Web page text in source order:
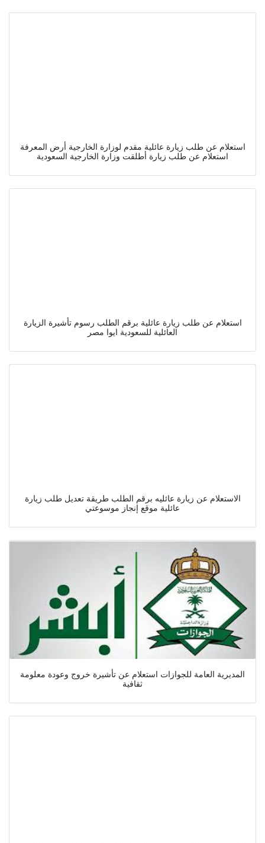
استعلام عن طلب زيارة عائلية مقدم لوزارة الخارجية أرض المعرفة
استعلام عن طلب زيارة أطلقت وزارة الخارجية السعودية
استعلام عن طلب زيارة عائلية برقم الطلب رسوم تأشيرة الزيارة
العائلية للسعودية ايوا مصر
الاستعلام عن زيارة عائليه برقم الطلب طريقة تعديل طلب زيارة
عائلية موقع إنجاز موسوعتي
المديرية العامة للجوازات استعلام عن تأشيرة خروج وعودة معلومة
ثقافية